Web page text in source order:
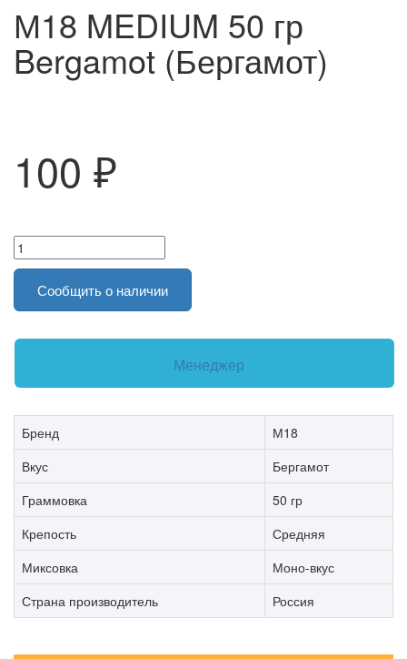
М18 MEDIUM 50 гр
Bergamot (Бергамот)
100 ₽
Сообщить о наличии
Менеджер
Бренд
М18
Вкус
Бергамот
Граммовка
50 гр
Крепость
Средняя
Миксовка
Моно-вкус
Страна производитель
Россия